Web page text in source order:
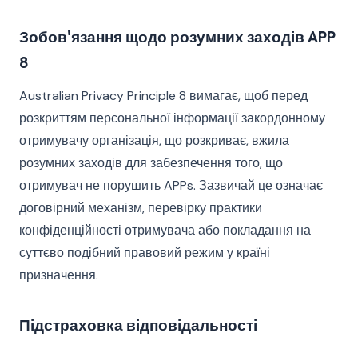
Зобов'язання щодо розумних заходів APP
8
Australian Privacy Principle 8 вимагає, щоб перед
розкриттям персональної інформації закордонному
отримувачу організація, що розкриває, вжила
розумних заходів для забезпечення того, що
отримувач не порушить APPs. Зазвичай це означає
договірний механізм, перевірку практики
конфіденційності отримувача або покладання на
суттєво подібний правовий режим у країні
призначення.
Підстраховка відповідальності